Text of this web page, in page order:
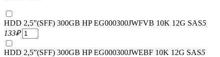
HDD 2,5”(SFF) 300GB HP EG000300JWFVB 10K 12G SAS5
133₽
HDD 2,5”(SFF) 300GB HP EG000300JWEBF 10K 12G SAS5